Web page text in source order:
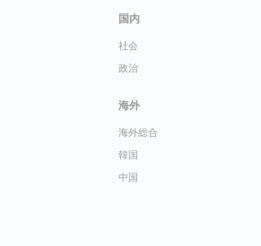
国内
社会
政治
海外
海外総合
韓国
中国